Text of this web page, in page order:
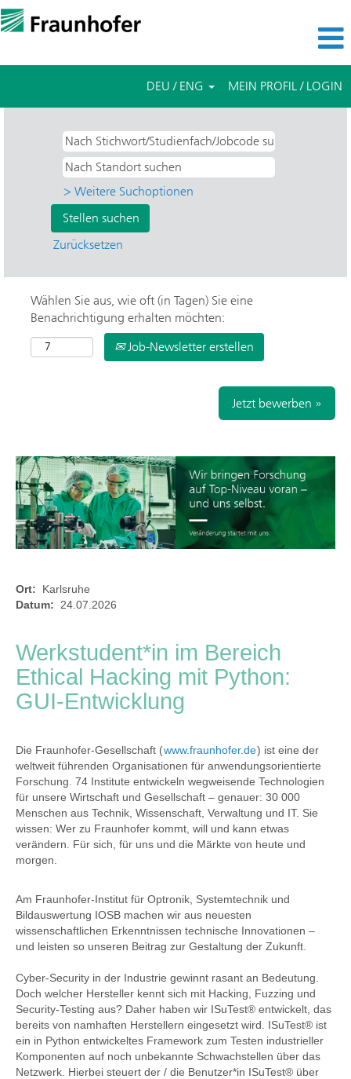
DEU / ENG MEIN PROFIL / LOGIN
> Weitere Suchoptionen
Zurücksetzen
Wählen Sie aus, wie oft (in Tagen) Sie eine
Benachrichtigung erhalten möchten:
Job-Newsletter erstellen
Jetzt bewerben »
Ort: Karlsruhe
Datum: 24.07.2026
Werkstudent*in im Bereich
Ethical Hacking mit Python:
GUI-Entwicklung
Die Fraunhofer-Gesellschaft (www.fraunhofer.de) ist eine der
weltweit führenden Organisationen für anwendungsorientierte
Forschung. 74 Institute entwickeln wegweisende Technologien
für unsere Wirtschaft und Gesellschaft – genauer: 30 000
Menschen aus Technik, Wissenschaft, Verwaltung und IT. Sie
wissen: Wer zu Fraunhofer kommt, will und kann etwas
verändern. Für sich, für uns und die Märkte von heute und
morgen.
Am Fraunhofer-Institut für Optronik, Systemtechnik und
Bildauswertung IOSB machen wir aus neuesten
wissenschaftlichen Erkenntnissen technische Innovationen –
und leisten so unseren Beitrag zur Gestaltung der Zukunft.
Cyber-Security in der Industrie gewinnt rasant an Bedeutung.
Doch welcher Hersteller kennt sich mit Hacking, Fuzzing und
Security-Testing aus? Daher haben wir ISuTest® entwickelt, das
bereits von namhaften Herstellern eingesetzt wird. ISuTest® ist
ein in Python entwickeltes Framework zum Testen industrieller
Komponenten auf noch unbekannte Schwachstellen über das
Netzwerk. Hierbei steuert der / die Benutzer*in ISuTest® über